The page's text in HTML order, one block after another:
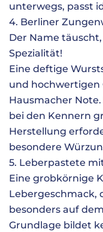
unterwegs, passt
4. Berliner
Der Name
Spezialität!
Eine deftige
und hochwertigen
Hausmacher
bei den Kennern
Herstellung
besondere
5. Leberpastete
Eine grobkörnige
Lebergeschmack,
besonders auf
Grundlage bildet